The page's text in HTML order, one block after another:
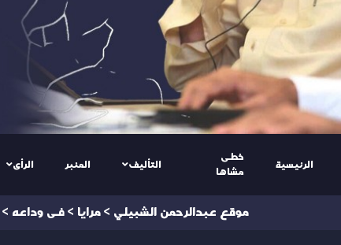
الرئيسية
خطى
مشاها
التأليف المنبر الرأى
موقع عبدالرحمن الشبيلي > مرايا > فى وداعه >